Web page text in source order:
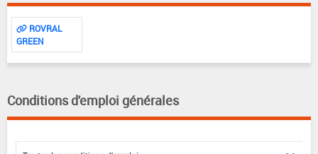
ROVRAL
GREEN
Conditions d'emploi générales